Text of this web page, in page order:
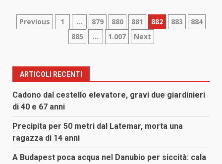
Paginazione
articoli
Previous 1 … 879 880 881 882 883
884
885
… 1.007 Next
ARTICOLI RECENTI
Cadono dal cestello elevatore, gravi due giardinieri
di 40 e 67 anni
Precipita per 50 metri dal Latemar, morta una
ragazza di 14 anni
A Budapest poca acqua nel Danubio per siccità: cala